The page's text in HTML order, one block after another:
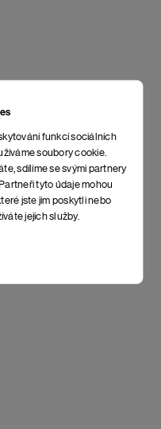
funkcí sociálních
soubory cookie.
sdílíme se svými partnery
tyto údaje mohou
jste jim poskytli nebo
jejich služby.